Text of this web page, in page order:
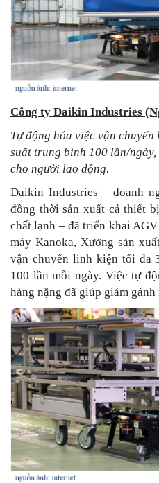
Công ty Daikin Industries
Tự động hóa việc vận
suất trung bình 100 lần/
cho người lao động.
Daikin Industries – doanh
đồng thời sản xuất cả thiết
chất lạnh – đã triển khai
máy Kanoka, Xưởng sản
vận chuyển linh kiện tối đa
100 lần mỗi ngày. Việc tự
hàng nặng đã giúp giảm